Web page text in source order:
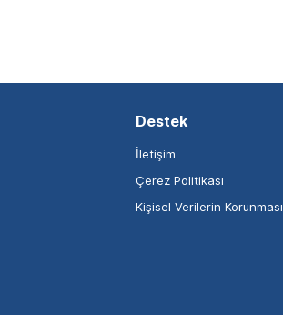
Destek
İletişim
Çerez Politikası
Kişisel Verilerin Korunması